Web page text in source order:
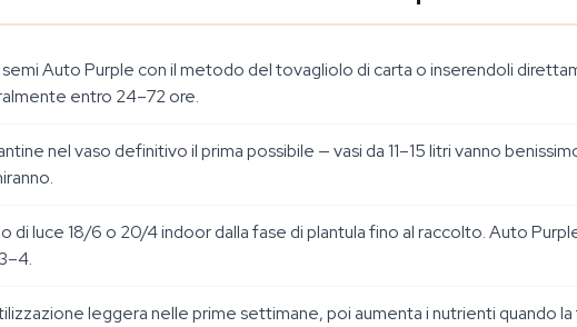
semi Auto Purple con il metodo del tovagliolo di carta o inserendoli
entro 24–72 ore.
nel vaso definitivo il prima possibile — vasi da 11–15 litri vanno
di luce 18/6 o 20/4 indoor dalla fase di plantula fino al raccolto. Auto
leggera nelle prime settimane, poi aumenta i nutrienti quando